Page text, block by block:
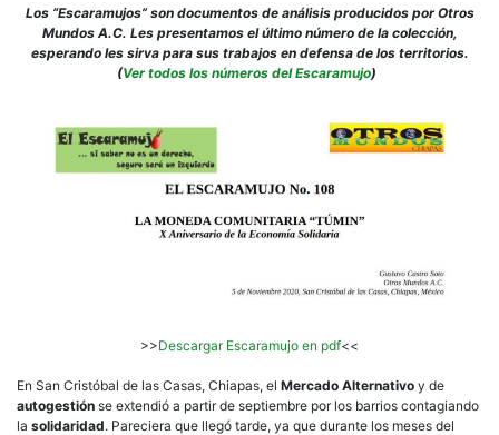
Escaramujo
108:
LA
X
Aniversario
Los “Escaramujos” son documentos de análisis producidos por Otros
Mundos A.C. Les presentamos el último número de la colección,
esperando les sirva para sus trabajos en defensa de los territorios.
(Ver todos los números del Escaramujo)
>>Descargar Escaramujo en pdf<<
En San Cristóbal de las Casas, Chiapas, el Mercado Alternativo y de
autogestión se extendió a partir de septiembre por los barrios contagiando
la solidaridad. Pareciera que llegó tarde, ya que durante los meses del